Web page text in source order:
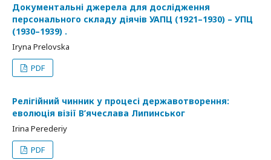
Документальні джерела для дослідження
персонального складу діячів УАПЦ (1921–1930) – УПЦ
(1930–1939) .
Iryna Prelovska
PDF
Релігійний чинник у процесі державотворення:
еволюція візії В’ячеслава Липинськог
Irina Perederiy
PDF